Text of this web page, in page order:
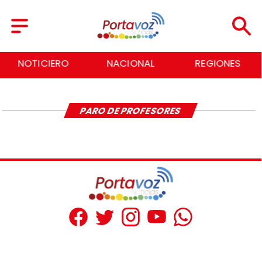
NOTICIERO NACIONAL REGIONES
PARO DE PROFESORES